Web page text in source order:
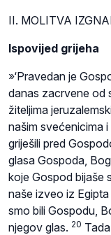
II. MOLITVA
Ispovijed grijeha
»‘Pravedan je
danas zacrvene od
žiteljima
našim svećenicima
griješili pred
glasa Gospoda,
koje Gospod bijaše
naše izveo iz
smo bili Gospodu,
njegov glas. 20